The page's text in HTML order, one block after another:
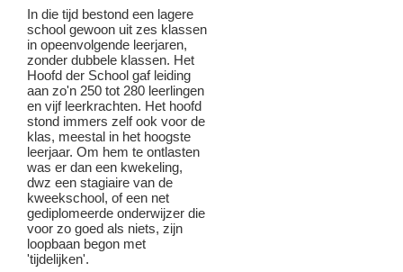
In die tijd bestond een lagere
school gewoon uit zes klassen
in opeenvolgende leerjaren,
zonder dubbele klassen. Het
Hoofd der School gaf leiding
aan zo'n 250 tot 280 leerlingen
en vijf leerkrachten. Het hoofd
stond immers zelf ook voor de
klas, meestal in het hoogste
leerjaar. Om hem te ontlasten
was er dan een kwekeling,
dwz een stagiaire van de
kweekschool, of een net
gediplomeerde onderwijzer die
voor zo goed als niets, zijn
loopbaan begon met
'tijdelijken'.